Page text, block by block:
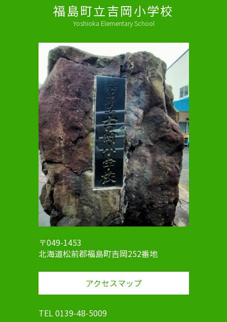
福島町立吉岡小学校
Yoshioka Elementary School
〒049-1453
北海道松前郡福島町吉岡252番地
アクセスマップ
TEL 0139-48-5009